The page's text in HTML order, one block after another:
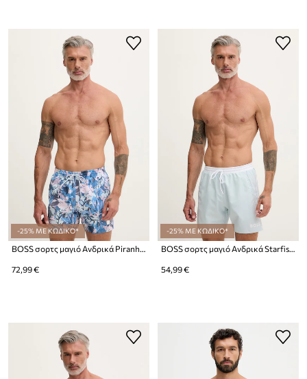
-25% ΜΕ ΚΩΔΙΚΟ*
BOSS σορτς μαγιό Ανδρικά Piranha
72,99 €
-25% ΜΕ ΚΩΔΙΚΟ*
BOSS σορτς μαγιό Ανδρικά Starfish
54,99 €